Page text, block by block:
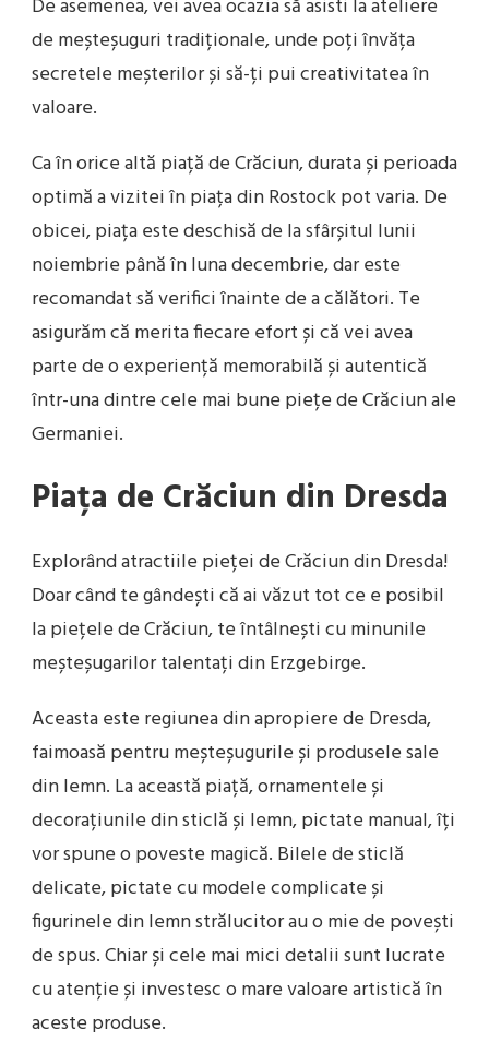
De asemenea, vei avea ocazia să asisti la ateliere
de meșteșuguri tradiționale, unde poți învăța
secretele meșterilor și să-ți pui creativitatea în
valoare.
Ca în orice altă piață de Crăciun, durata și perioada
optimă a vizitei în piața din Rostock pot varia. De
obicei, piața este deschisă de la sfârșitul lunii
noiembrie până în luna decembrie, dar este
recomandat să verifici înainte de a călători. Te
asigurăm că merita fiecare efort și că vei avea
parte de o experiență memorabilă și autentică
într-una dintre cele mai bune piețe de Crăciun ale
Germaniei.
Piața de Crăciun din Dresda
Explorând atractiile pieței de Crăciun din Dresda!
Doar când te gândești că ai văzut tot ce e posibil
la piețele de Crăciun, te întâlnești cu minunile
meșteșugarilor talentați din Erzgebirge.
Aceasta este regiunea din apropiere de Dresda,
faimoasă pentru meșteșugurile și produsele sale
din lemn. La această piață, ornamentele și
decorațiunile din sticlă și lemn, pictate manual, îți
vor spune o poveste magică. Bilele de sticlă
delicate, pictate cu modele complicate și
figurinele din lemn strălucitor au o mie de povești
de spus. Chiar și cele mai mici detalii sunt lucrate
cu atenție și investesc o mare valoare artistică în
aceste produse.